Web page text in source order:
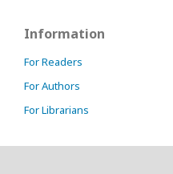
Information
For Readers
For Authors
For Librarians